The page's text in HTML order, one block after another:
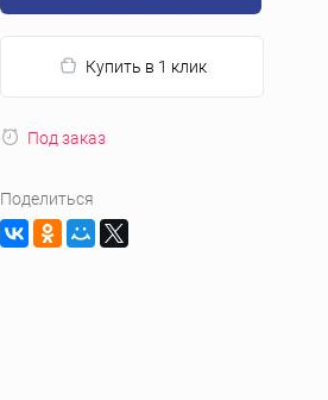
Купить в 1 клик
Под заказ
Поделиться